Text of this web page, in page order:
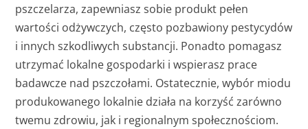
pszczelarza, zapewniasz sobie produkt pełen
wartości odżywczych, często pozbawiony pestycydów
i innych szkodliwych substancji. Ponadto pomagasz
utrzymać lokalne gospodarki i wspierasz prace
badawcze nad pszczołami. Ostatecznie, wybór miodu
produkowanego lokalnie działa na korzyść zarówno
twemu zdrowiu, jak i regionalnym społecznościom.